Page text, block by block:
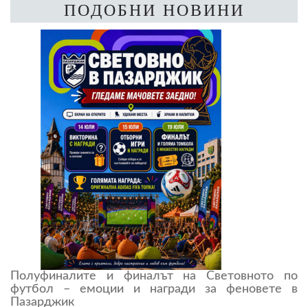
ПОДОБНИ НОВИНИ
Полуфиналите и финалът на Световното по
футбол – емоции и награди за феновете в
Пазарджик